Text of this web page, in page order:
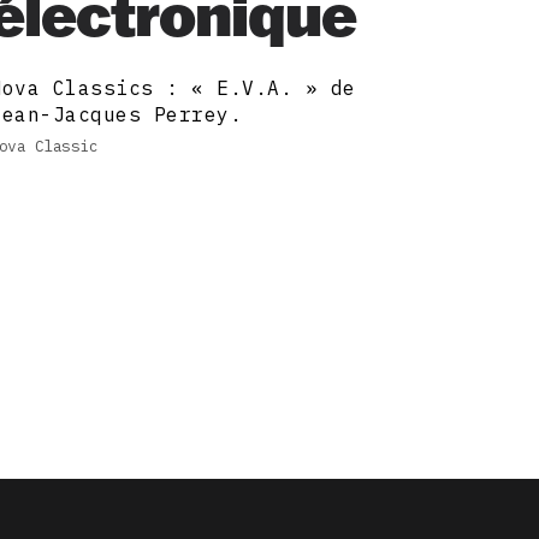
Classics : « E.V.A. » de
Jacques Perrey.
Classic